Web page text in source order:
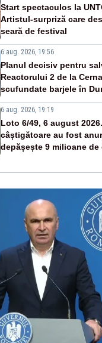
Start spectaculos la
Artistul-surpriză care
seară de festival
6 aug. 2026, 19:56
Planul decisiv pentru
Reactorului 2 de la
scufundate barjele în
6 aug. 2026, 19:19
Loto 6/49, 6 august
câștigătoare au fost
depășește 9 milioane de